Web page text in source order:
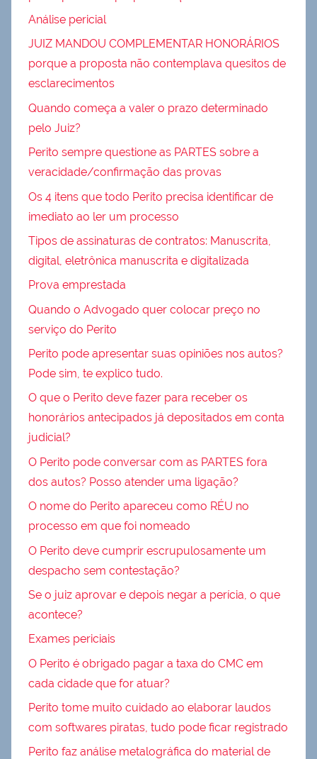
Análise pericial
JUIZ MANDOU COMPLEMENTAR HONORÁRIOS
porque a proposta não contemplava quesitos de
esclarecimentos
Quando começa a valer o prazo determinado
pelo Juiz?
Perito sempre questione as PARTES sobre a
veracidade/confirmação das provas
Os 4 itens que todo Perito precisa identificar de
imediato ao ler um processo
Tipos de assinaturas de contratos: Manuscrita,
digital, eletrônica manuscrita e digitalizada
Prova emprestada
Quando o Advogado quer colocar preço no
serviço do Perito
Perito pode apresentar suas opiniões nos autos?
Pode sim, te explico tudo.
O que o Perito deve fazer para receber os
honorários antecipados já depositados em conta
judicial?
O Perito pode conversar com as PARTES fora
dos autos? Posso atender uma ligação?
O nome do Perito apareceu como RÉU no
processo em que foi nomeado
O Perito deve cumprir escrupulosamente um
despacho sem contestação?
Se o juiz aprovar e depois negar a perícia, o que
acontece?
Exames periciais
O Perito é obrigado pagar a taxa do CMC em
cada cidade que for atuar?
Perito tome muito cuidado ao elaborar laudos
com softwares piratas, tudo pode ficar registrado
Perito faz análise metalográfica do material de